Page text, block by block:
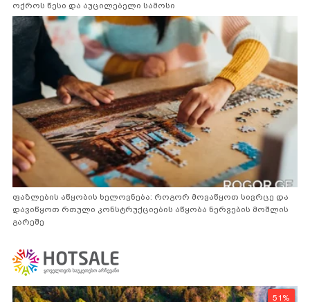
ოქროს წესი და აუცილებელი სამოსი
ფაზლების აწყობის ხელოვნება: როგორ მოვაწყოთ სივრცე და
დავიწყოთ რთული კონსტრუქციების აწყობა ნერვების მოშლის
გარეშე
51%